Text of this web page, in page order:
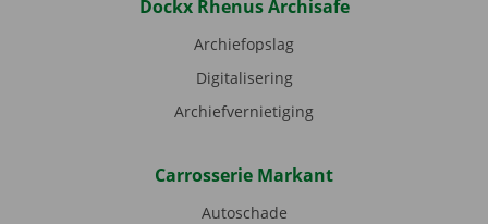
Dockx Rhenus Archisafe
Archiefopslag
Digitalisering
Archiefvernietiging
Carrosserie Markant
Autoschade